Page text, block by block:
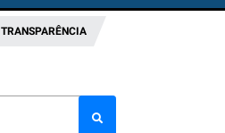
TRANSPARÊNCIA